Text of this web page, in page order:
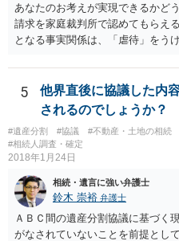
あなたのお考えが実現できるかど
請求を家庭裁判所で認めてもらえ
となる事実関係は、「虐待」をう
「廃除」は遺言でも可能です（民
情を話して相談して、「廃除」が
とをお勧めします。
5
他界直後に協議した内
されるのでしょうか？
#遺産分割 #協議 #不動産・土地の相続
#相続人調査・確定
2018年1月24日
相続・遺言に強い弁護士
鈴木 崇裕 弁護士
ＡＢＣ間の遺産分割協議に基づく
がなされていないことを前提とし